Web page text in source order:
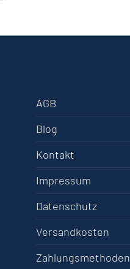
AGB
Blog
Kontakt
Impressum
Datenschutz
Versandkosten
Zahlungsmethoden